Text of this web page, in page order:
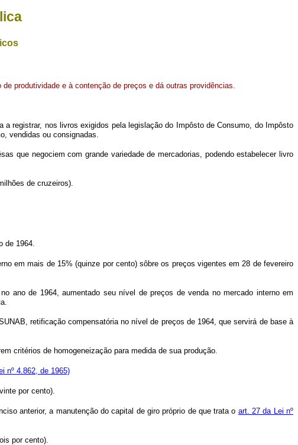
produtividade e à contenção de preços e dá outras providências.
registrar, nos livros exigidos pela legislação do Impôsto de Consumo, do Impôsto
vendidas ou consignadas.
que negociem com grande variedade de mercadorias, podendo estabelecer livro
de cruzeiros).
de 1964.
em mais de 15% (quinze por cento) sôbre os preços vigentes em 28 de fevereiro
ano de 1964, aumentado seu nível de preços de venda no mercado interno em
retificação compensatória no nível de preços de 1964, que servirá de base à
critérios de homogeneização para medida de sua produção.
nº 4.862, de 1965)
por cento).
anterior, a manutenção do capital de giro próprio de que trata o art. 27 da Lei nº
por cento).